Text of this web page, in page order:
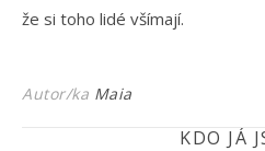
že si toho lidé všímají.
Autor/ka Maia
KDO JÁ